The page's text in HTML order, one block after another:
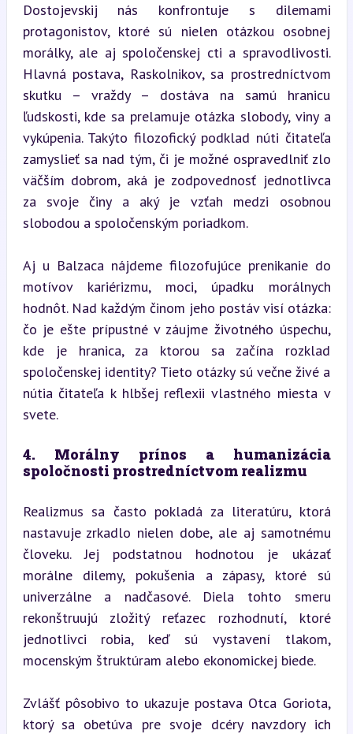
Dostojevskij nás konfrontuje s dilemami
protagonistov, ktoré sú nielen otázkou osobnej
morálky, ale aj spoločenskej cti a spravodlivosti.
Hlavná postava, Raskolnikov, sa prostredníctvom
skutku – vraždy – dostáva na samú hranicu
ľudskosti, kde sa prelamuje otázka slobody, viny a
vykúpenia. Takýto filozofický podklad núti čitateľa
zamyslieť sa nad tým, či je možné ospravedlniť zlo
väčším dobrom, aká je zodpovednosť jednotlivca
za svoje činy a aký je vzťah medzi osobnou
slobodou a spoločenským poriadkom.
Aj u Balzaca nájdeme filozofujúce prenikanie do
motívov kariérizmu, moci, úpadku morálnych
hodnôt. Nad každým činom jeho postáv visí otázka:
čo je ešte prípustné v záujme životného úspechu,
kde je hranica, za ktorou sa začína rozklad
spoločenskej identity? Tieto otázky sú večne živé a
nútia čitateľa k hlbšej reflexii vlastného miesta v
svete.
4. Morálny prínos a humanizácia
spoločnosti prostredníctvom realizmu
Realizmus sa často pokladá za literatúru, ktorá
nastavuje zrkadlo nielen dobe, ale aj samotnému
človeku. Jej podstatnou hodnotou je ukázať
morálne dilemy, pokušenia a zápasy, ktoré sú
univerzálne a nadčasové. Diela tohto smeru
rekonštruujú zložitý reťazec rozhodnutí, ktoré
jednotlivci robia, keď sú vystavení tlakom,
mocenským štruktúram alebo ekonomickej biede.
Zvlášť pôsobivo to ukazuje postava Otca Goriota,
ktorý sa obetúva pre svoje dcéry navzdory ich